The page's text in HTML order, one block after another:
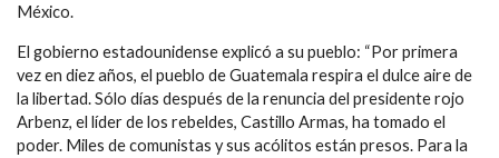
México.
El gobierno estadounidense explicó a su pueblo: “Por primera
vez en diez años, el pueblo de Guatemala respira el dulce aire de
la libertad. Sólo días después de la renuncia del presidente rojo
Arbenz, el líder de los rebeldes, Castillo Armas, ha tomado el
poder. Miles de comunistas y sus acólitos están presos. Para la